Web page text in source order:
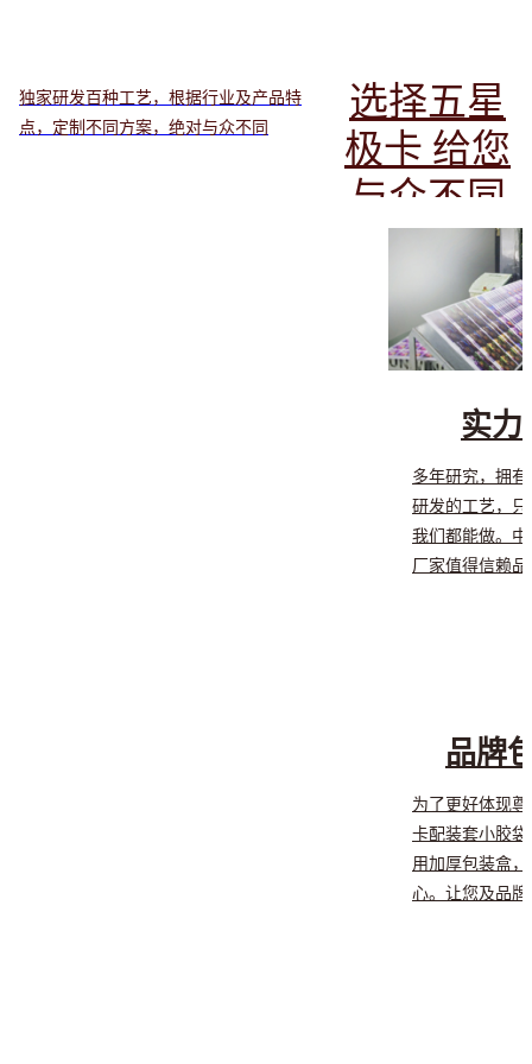
独家研发百种工艺，根据行业及产品特
点，定制不同方案，绝对与众不同
选择五星
极卡 给您
与众不同
的尊贵
Distinguished
quality
实力
多年研究，拥
研发的工艺，
我们都能做。
厂家值得信赖
品牌
为了更好体现
卡配装套小胶
用加厚包装盒
心。让您及品